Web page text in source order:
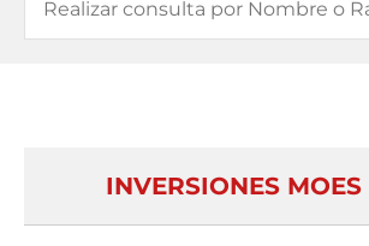
INVERSIONES MOES